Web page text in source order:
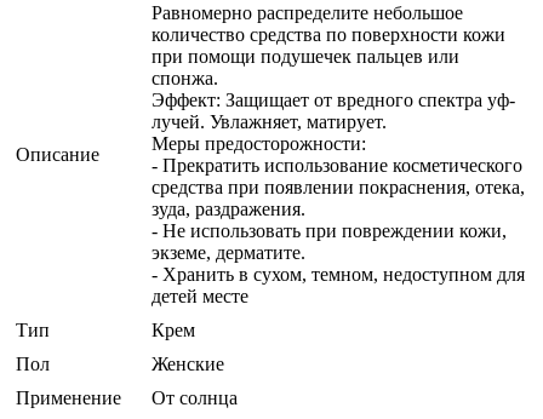
Описание
Равномерно распределите небольшое
количество средства по поверхности кожи
при помощи подушечек пальцев или
спонжа.
Эффект: Защищает от вредного спектра уф-
лучей. Увлажняет, матирует.
Меры предосторожности:
- Прекратить использование косметического
средства при появлении покраснения, отека,
зуда, раздражения.
- Не использовать при повреждении кожи,
экземе, дерматите.
- Хранить в сухом, темном, недоступном для
детей месте
Тип
Крем
Пол
Женские
Применение
От солнца